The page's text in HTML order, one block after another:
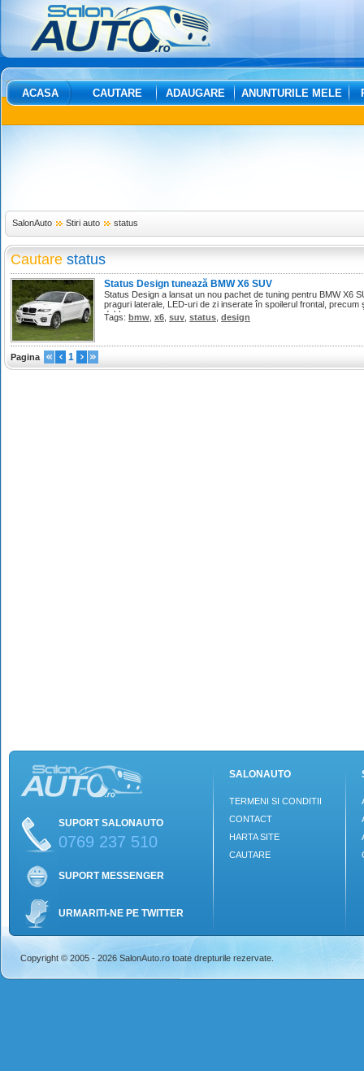
ACASA CAUTARE ADAUGARE ANUNTURILE MELE
SalonAuto Stiri auto status
Cautare status
Status Design tunează BMW X6 SUV
Status Design a lansat un nou pachet de tuning pentru BMW X6
praguri laterale, LED-uri de zi inserate în spoilerul frontal,
dublu.
Tags: bmw x6 suv status design
Pagina 1
SUPORT SALONAUTO
0769 237 510
SUPORT MESSENGER
URMARITI-NE PE TWITTER
SALONAUTO
TERMENI SI CONDITII
CONTACT
HARTA SITE
CAUTARE
Copyright © 2005 - 2026 SalonAuto.ro toate drepturile rezervate.